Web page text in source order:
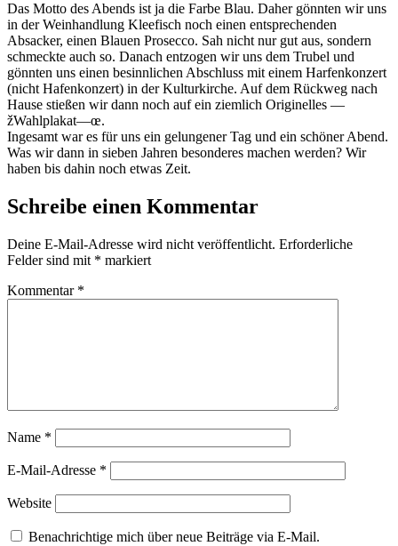
Das Motto des Abends ist ja die Farbe Blau. Daher gönnten wir uns
in der Weinhandlung Kleefisch noch einen entsprechenden
Absacker, einen Blauen Prosecco. Sah nicht nur gut aus, sondern
schmeckte auch so. Danach entzogen wir uns dem Trubel und
gönnten uns einen besinnlichen Abschluss mit einem Harfenkonzert
(nicht Hafenkonzert) in der Kulturkirche. Auf dem Rückweg nach
Hause stießen wir dann noch auf ein ziemlich Originelles —
žWahlplakat—œ.
Ingesamt war es für uns ein gelungener Tag und ein schöner Abend.
Was wir dann in sieben Jahren besonderes machen werden? Wir
haben bis dahin noch etwas Zeit.
Schreibe einen Kommentar
Deine E-Mail-Adresse wird nicht veröffentlicht. Erforderliche
Felder sind mit * markiert
Kommentar *
Name *
E-Mail-Adresse *
Website
Benachrichtige mich über neue Beiträge via E-Mail.